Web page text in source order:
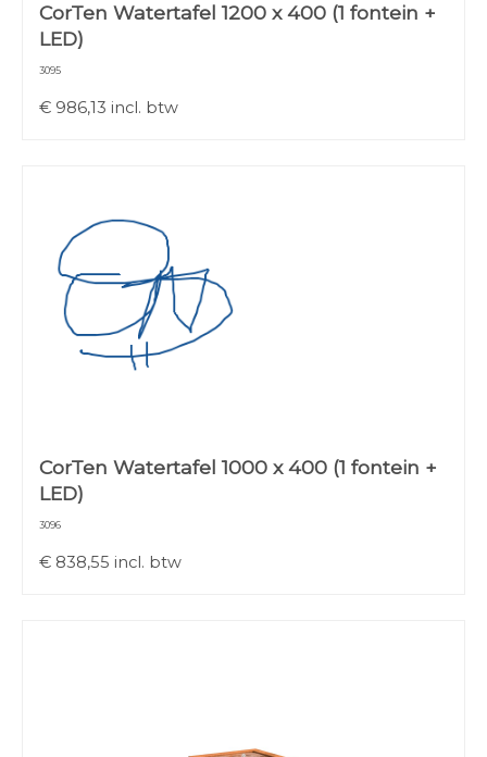
CorTen Watertafel 1200 x 400 (1 fontein +
LED)
3095
€ 986,13 incl. btw
CorTen Watertafel 1000 x 400 (1 fontein +
LED)
3096
€ 838,55 incl. btw